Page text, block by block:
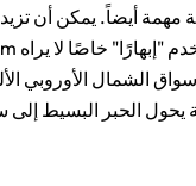
مهمة أيضاً. يمكن أن
الشمال الأوروبي
يحول الحبر البسيط